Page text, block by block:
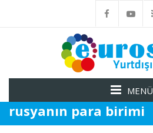
MENÜ
rusyanın para birimi